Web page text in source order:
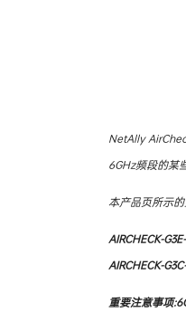
NetAlly
6GHz频段的某
本产品页所示
AIRCHECK-
AIRCHECK-
重要注意事项